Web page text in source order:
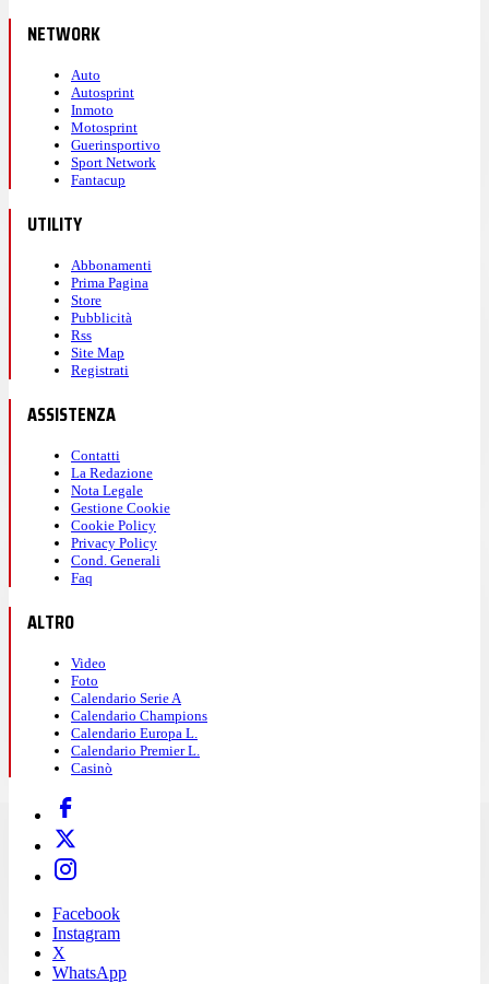
NETWORK
Auto
Autosprint
Inmoto
Motosprint
Guerinsportivo
Sport Network
Fantacup
UTILITY
Abbonamenti
Prima Pagina
Store
Pubblicità
Rss
Site Map
Registrati
ASSISTENZA
Contatti
La Redazione
Nota Legale
Gestione Cookie
Cookie Policy
Privacy Policy
Cond. Generali
Faq
ALTRO
Video
Foto
Calendario Serie A
Calendario Champions
Calendario Europa L.
Calendario Premier L.
Casinò
Facebook
Instagram
X
WhatsApp